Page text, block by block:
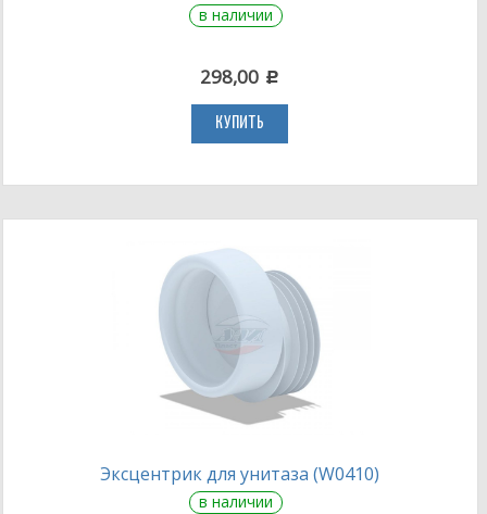
в наличии
298,00 c
КУПИТЬ
Эксцентрик для унитаза (W0410)
в наличии